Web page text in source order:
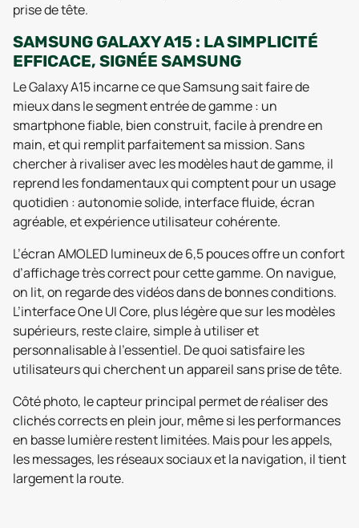
prise de tête.
SAMSUNG GALAXY A15 : LA SIMPLICITÉ
EFFICACE, SIGNÉE SAMSUNG
Le Galaxy A15 incarne ce que Samsung sait faire de
mieux dans le segment entrée de gamme : un
smartphone fiable, bien construit, facile à prendre en
main, et qui remplit parfaitement sa mission. Sans
chercher à rivaliser avec les modèles haut de gamme, il
reprend les fondamentaux qui comptent pour un usage
quotidien : autonomie solide, interface fluide, écran
agréable, et expérience utilisateur cohérente.
L’écran AMOLED lumineux de 6,5 pouces offre un confort
d’affichage très correct pour cette gamme. On navigue,
on lit, on regarde des vidéos dans de bonnes conditions.
L’interface One UI Core, plus légère que sur les modèles
supérieurs, reste claire, simple à utiliser et
personnalisable à l’essentiel. De quoi satisfaire les
utilisateurs qui cherchent un appareil sans prise de tête.
Côté photo, le capteur principal permet de réaliser des
clichés corrects en plein jour, même si les performances
en basse lumière restent limitées. Mais pour les appels,
les messages, les réseaux sociaux et la navigation, il tient
largement la route.